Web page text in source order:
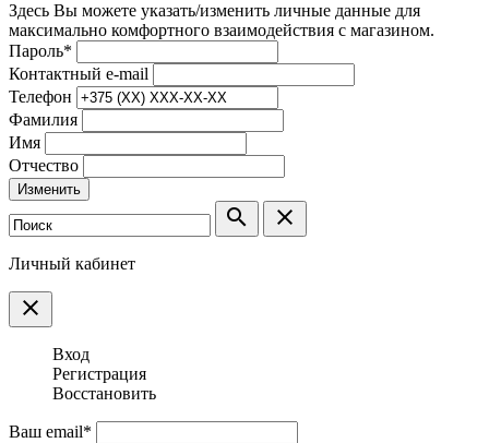
Здесь Вы можете указать/изменить личные данные для
максимально комфортного взаимодействия с магазином.
Пароль*
Контактный e-mail
Телефон
Фамилия
Имя
Отчество
Изменить
search clear
Личный кабинет
clear
Вход
Регистрация
Восстановить
Ваш email*